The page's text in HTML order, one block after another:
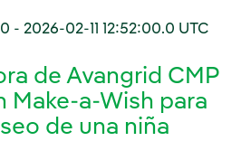
- 2026-02-11 12:52:00.0 UTC
de Avangrid CMP
Make-a-Wish para
de una niña